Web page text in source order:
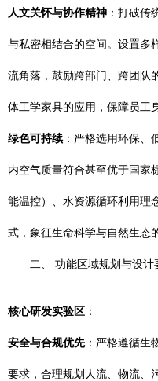
人文关怀与协作精神 ：打破传
与私密相结合的空间。设置多
流角落，鼓励跨部门、跨团队
体工学家具的应用，保障员工
绿色可持续：严格选用环保、
内空气质量符合甚至优于国家
能温控）、水资源循环利用理
式，象征生命科学与自然生态
二、 功能区域规划与设计
核心研发实验区 ：
安全与合规优先：严格遵循生
要求，合理规划人流、物流、